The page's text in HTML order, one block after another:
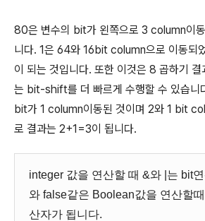
80은 변수의 bit가 왼쪽으로 3 column이
니다. 1은 64와 16bit column으로 이동
이 되는 것입니다. 또한 이것은 8 곱하기
는 bit-shift를 더 빠르게 수행할 수 있습니
bit가 1 column이동된 것이며 2와 1 bit
로 결과는 2+1=3이 됩니다.
integer 값을 연산할 때 &와 |는 bit
와 false같은 Boolean값을 연산할
산자가 됩니다.